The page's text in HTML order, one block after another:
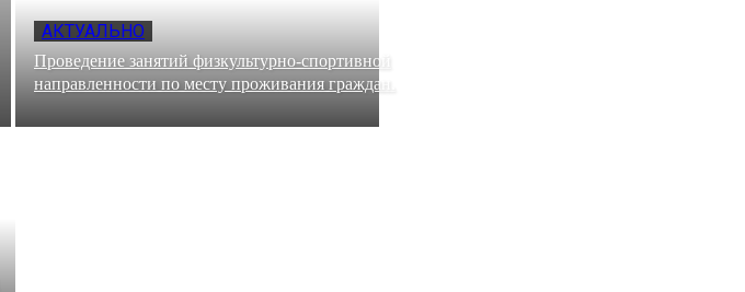
АКТУАЛЬНО
Проведение занятий физкультурно-спортивной
направленности по месту проживания граждан.